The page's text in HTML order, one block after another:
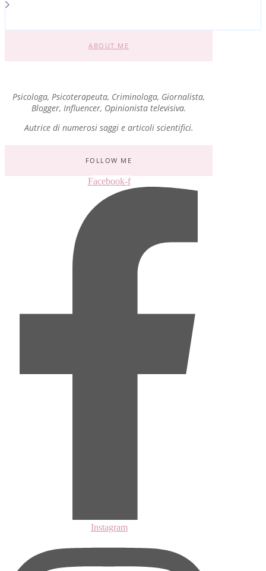
ABOUT ME
Psicologa, Psicoterapeuta, Criminologa, Giornalista,
Blogger, Influencer, Opinionista televisiva.
Autrice di numerosi saggi e articoli scientifici.
FOLLOW ME
Facebook-f
Instagram